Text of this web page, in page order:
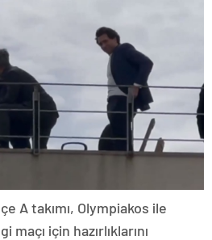
A takımı, Olympiakos ile
için hazırlıklarını